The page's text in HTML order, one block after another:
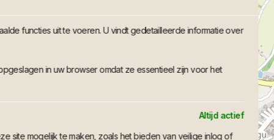
functies uit te voeren. U vindt gedetailleerde informatie over
in uw browser omdat ze essentieel zijn voor het
Altijd actief
site mogelijk te maken, zoals het bieden van veilige inlog of